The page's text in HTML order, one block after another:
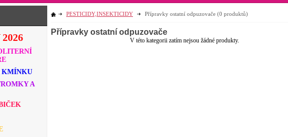
KMÍNKU
A
PESTICIDY,INSEKTICIDY Přípravky ostatní odpuzovače (0 produktů)
Přípravky ostatní odpuzovače
V této kategorii zatím nejsou žádné produkty.